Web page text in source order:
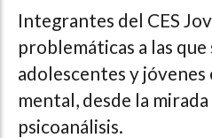
Integrantes del CES
problemáticas a las
adolescentes y jóvenes
mental, desde la
psicoanálisis.